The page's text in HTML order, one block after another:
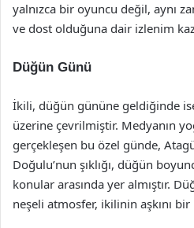
yalnızca bir oyuncu değil, aynı
ve dost olduğuna dair izlenim
Düğün Günü
İkili, düğün gününe geldiğinde
üzerine çevrilmiştir. Medyanın
gerçekleşen bu özel günde,
Doğulu’nun şıklığı, düğün
konular arasında yer almıştır.
neşeli atmosfer, ikilinin aşkını